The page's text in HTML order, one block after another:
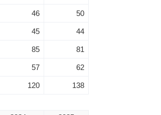
46 50
45 44
85 81
57 62
120 138